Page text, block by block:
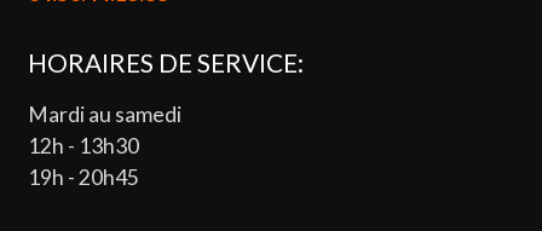
HORAIRES DE SERVICE:
Mardi au samedi
12h - 13h30
19h - 20h45